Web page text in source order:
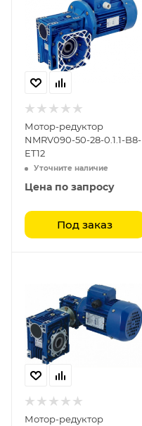
Мотор-редуктор
NMRV090-50-28-0.1.1-B8-
ET12
Уточните наличие
Цена по запросу
Под заказ
Мотор-редуктор